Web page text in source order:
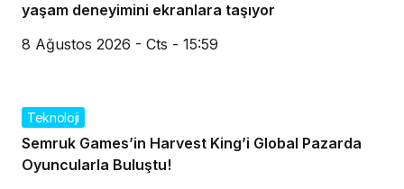
yaşam deneyimini ekranlara taşıyor
8 Ağustos 2026 - Cts - 15:59
Teknoloji
Semruk Games’in Harvest King’i Global Pazarda
Oyuncularla Buluştu!